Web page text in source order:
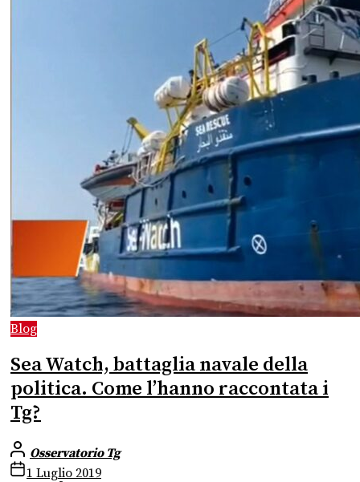
Blog
Sea Watch, battaglia navale della
politica. Come l’hanno raccontata i
Tg?
Osservatorio Tg
1 Luglio 2019